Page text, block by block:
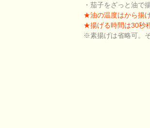
・茄子をざっと油で
★油の温度はから揚
★揚げる時間は30秒
※素揚げは省略可。